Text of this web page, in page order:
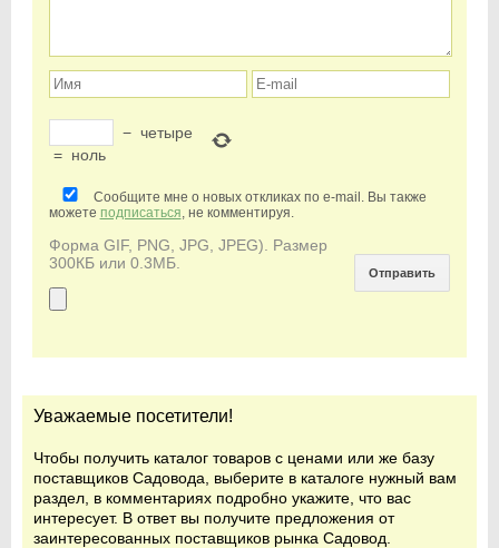
− четыре
= ноль
Сообщите мне о новых откликах по e-mail. Вы также
можете подписаться, не комментируя.
Форма GIF, PNG, JPG, JPEG). Размер
300КБ или 0.3МБ.
Уважаемые посетители!
Чтобы получить каталог товаров с ценами или же базу
поставщиков Садовода, выберите в каталоге нужный вам
раздел, в комментариях подробно укажите, что вас
интересует. В ответ вы получите предложения от
заинтересованных поставщиков рынка Садовод.